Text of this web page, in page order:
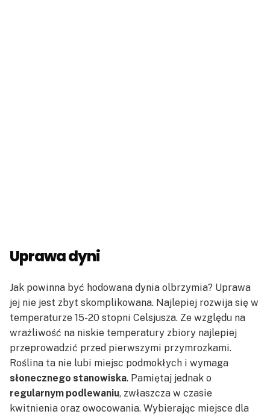
Uprawa dyni
Jak powinna być hodowana dynia olbrzymia? Uprawa
jej nie jest zbyt skomplikowana. Najlepiej rozwija się w
temperaturze 15-20 stopni Celsjusza. Ze względu na
wrażliwość na niskie temperatury zbiory najlepiej
przeprowadzić przed pierwszymi przymrozkami.
Roślina ta nie lubi miejsc podmokłych i wymaga
słonecznego stanowiska. Pamiętaj jednak o
regularnym podlewaniu, zwłaszcza w czasie
kwitnienia oraz owocowania. Wybierając miejsce dla